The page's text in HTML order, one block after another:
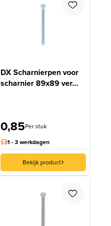
DX Scharnierpen voor
scharnier 89x89 ver...
0,85Per stuk
1 - 3 werkdagen
Bekijk product